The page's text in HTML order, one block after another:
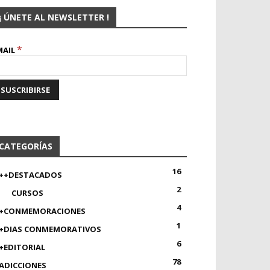
ÚNETE AL NEWSLETTER !
*
16
CURSOS
2
4
CONMEMORATIVOS
1
6
78